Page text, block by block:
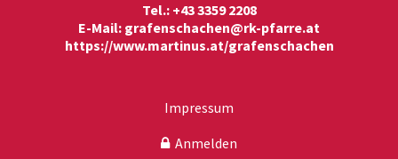
Tel.: +43 3359 2208
E-Mail: grafenschachen@rk-pfarre.at
https://www.martinus.at/grafenschachen
Impressum
Anmelden